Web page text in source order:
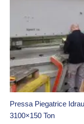
Pressa Piegatrice
3100×150 Ton